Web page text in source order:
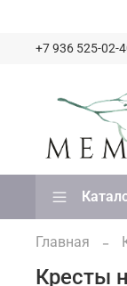
+7 936 525-02-
Главная
Кресты